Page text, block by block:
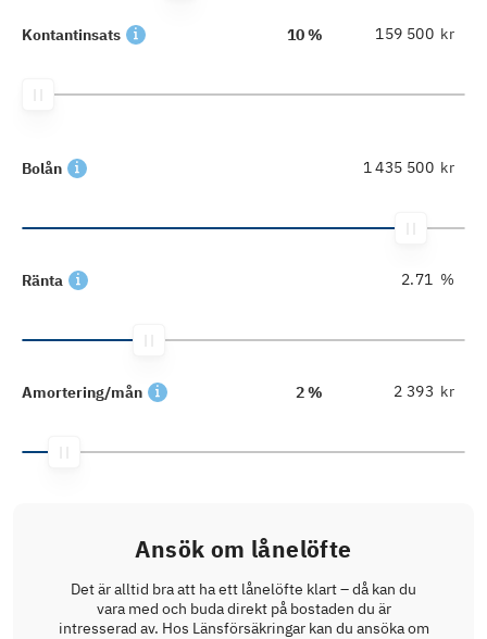
Kontantinsats 10 % kr
Bolån kr
Ränta %
Amortering/mån 2 % kr
Ansök om lånelöfte
Det är alltid bra att ha ett lånelöfte klart – då kan du
vara med och buda direkt på bostaden du är
intresserad av. Hos Länsförsäkringar kan du ansöka om